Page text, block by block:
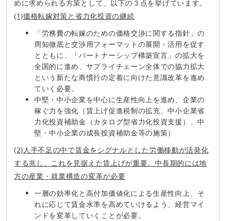
めに求められる方策として、以下の３点を挙げています。
(1)価格転嫁対策と省力化投資の継続
「労務費の転嫁のための価格交渉に関する指針」の
周知徹底と交渉用フォーマットの展開・活用を促す
とともに、「パートナーシップ構築宣言」の拡大を
全国的に進め、サプライチェーン全体での協力拡大
という新たな商慣行の定着に向けた意識改革を進め
ていく必要。
中堅・中小企業を中心に生産性向上を進め、企業の
稼ぐ力を強化（賃上げ促進税制の拡充、中小企業省
力化投資補助金（カタログ型省力化投資支援）、中
堅・中小企業の成長投資補助金等の施策）
(2)人手不足の中で賃金をシグナルとした労働移動が活発化
する兆し、これを見据えた賃上げが重要。中長期的には地
方の産業・就業構造の変革が必要
一層の効率化と高付加価値化による生産性向上、そ
れに応じて賃金水準を高めていけるよう、経営マイ
ンドを変革していくことが必要。